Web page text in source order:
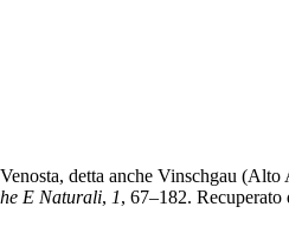
detta anche Vinschgau
E Naturali, 1, 67–182.